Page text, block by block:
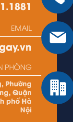
EMAIL
PHÒNG
Phường
Quận
phố Hà
Nội